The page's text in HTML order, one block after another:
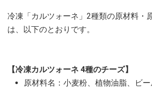
冷凍「カルツォーネ」2種類の原材料・
は、以下のとおりです。
【冷凍カルツォーネ 4種のチーズ】
原材料名：小麦粉、植物油脂、ビ